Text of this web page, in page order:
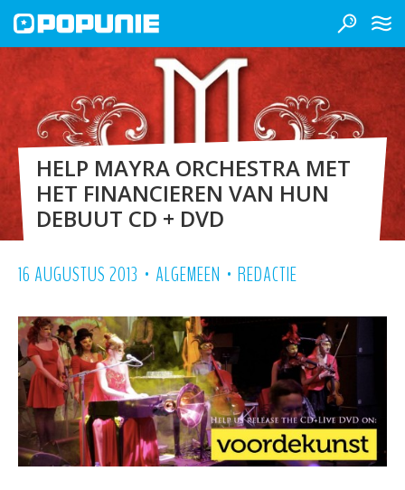
HELP MAYRA ORCHESTRA MET
HET FINANCIEREN VAN HUN
DEBUUT CD + DVD
16 AUGUSTUS 2013 • ALGEMEEN • REDACTIE